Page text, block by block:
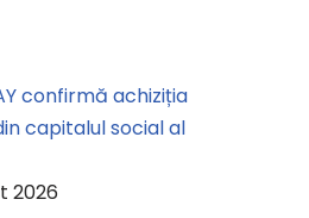
confirmă achiziția
capitalul social al
2026